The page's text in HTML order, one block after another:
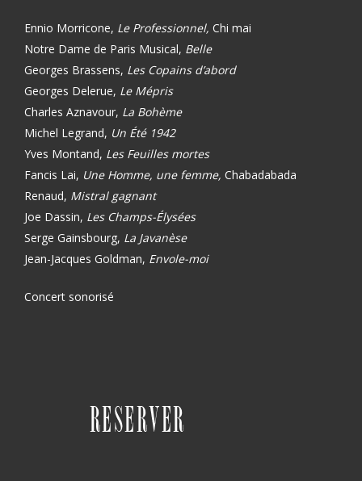
Ennio Morricone, Le Professionnel,Chi mai
Notre Dame de Paris Musical, Belle
Georges Brassens, Les Copains d’abord
Georges Delerue, Le Mépris
Charles Aznavour, La Bohème
Michel Legrand, Un Été 1942
Yves Montand, Les Feuilles mortes
Fancis Lai, Une Homme, une femme,Chabadabada
Renaud, Mistral gagnant
Joe Dassin, Les Champs-Élysées
Serge Gainsbourg, La Javanèse
Jean-Jacques Goldman, Envole-moi
Concert sonorisé